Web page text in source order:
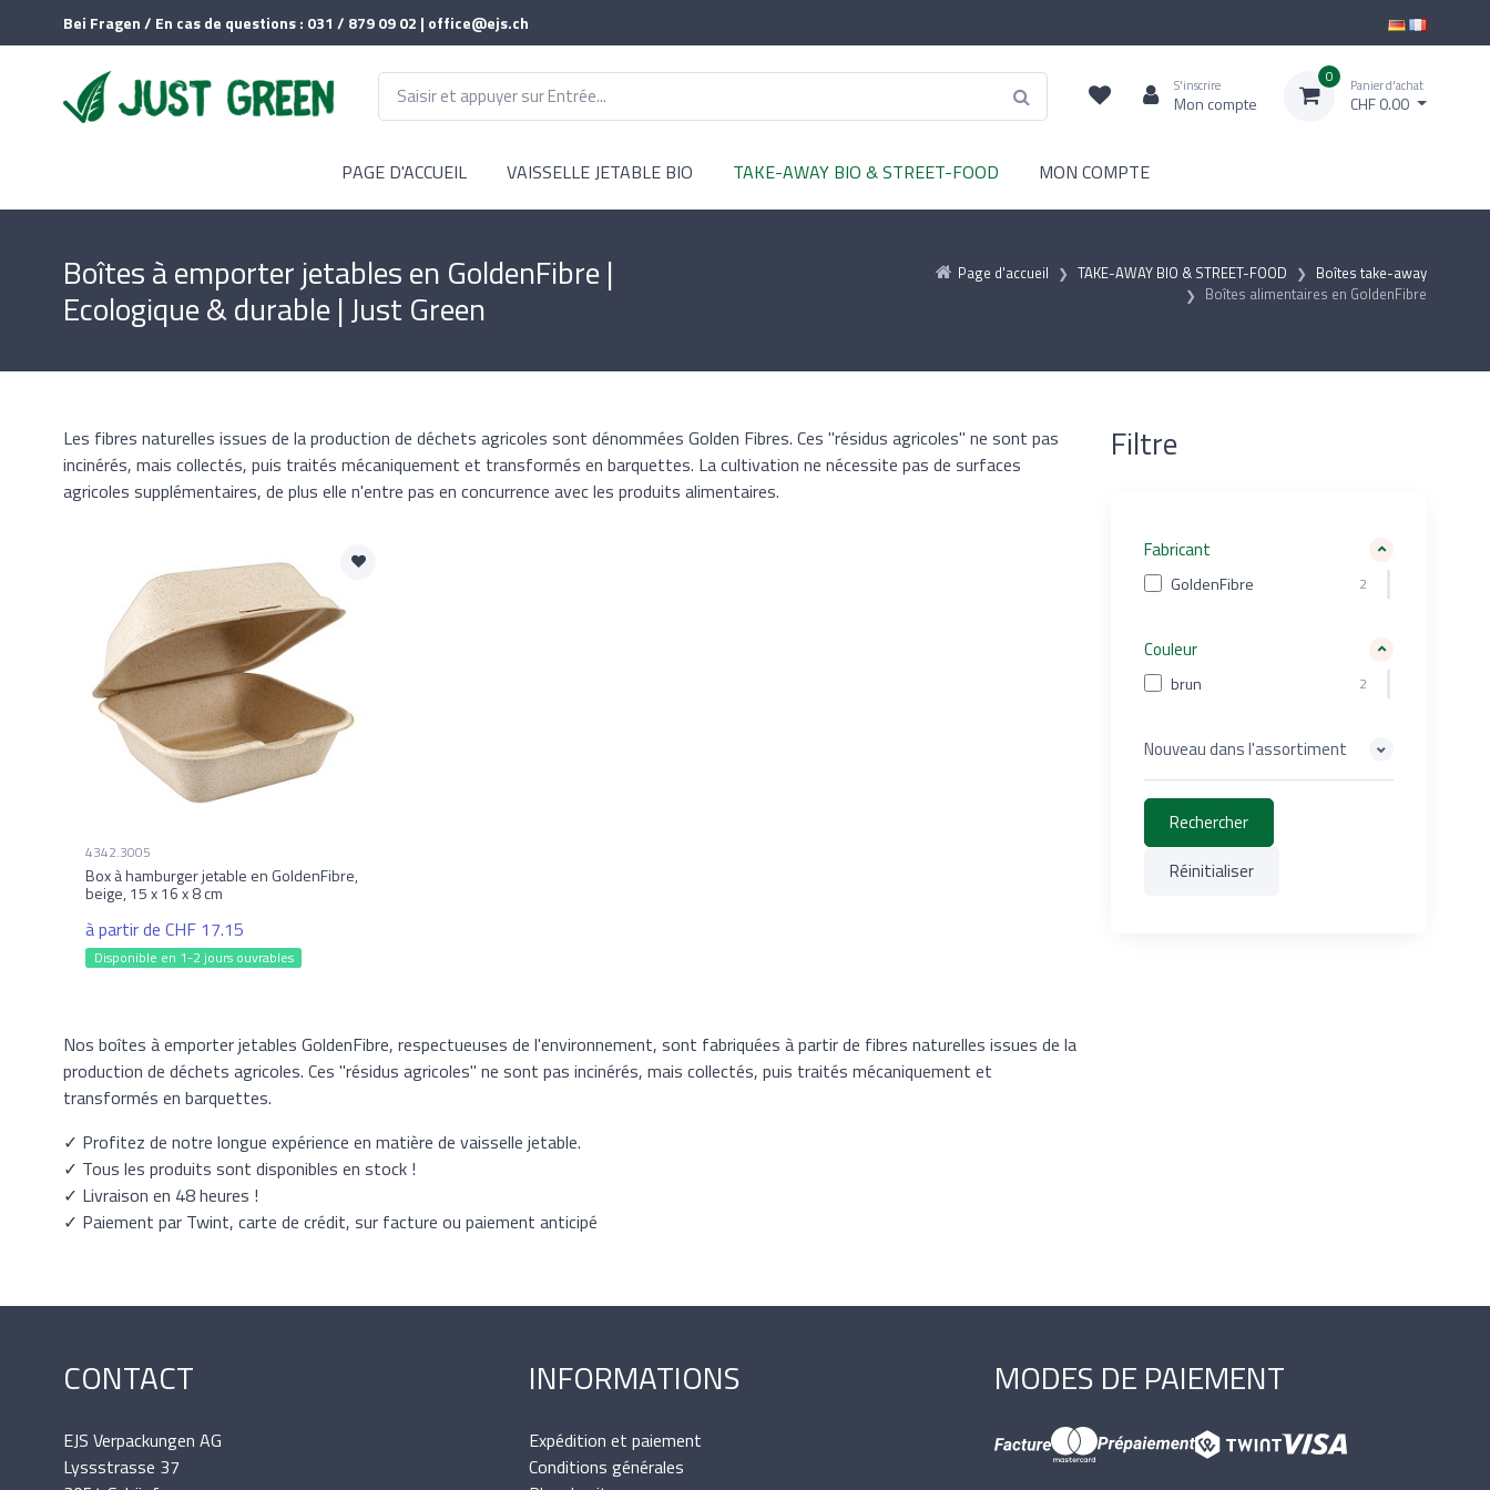
Bei Fragen / En cas de questions : 031 / 879 09 02 | office@ejs.ch
S'inscrire
Mon compte
0 Panier d'achat
CHF 0.00
PAGE D'ACCUEIL VAISSELLE JETABLE BIO TAKE-AWAY BIO & STREET-FOOD MON COMPTE
Page d'accueil TAKE-AWAY BIO & STREET-FOOD
Boîtes take-away
Boîtes alimentaires en GoldenFibre
Boîtes à emporter jetables en GoldenFibre |
Ecologique & durable | Just Green
Les fibres naturelles issues de la production de déchets agricoles sont dénommées Golden Fibres. Ces "résidus agricoles" ne sont pas
incinérés, mais collectés, puis traités mécaniquement et transformés en barquettes. La cultivation ne nécessite pas de surfaces
agricoles supplémentaires, de plus elle n'entre pas en concurrence avec les produits alimentaires.
4342.3005
Box à hamburger jetable en GoldenFibre,
beige, 15 x 16 x 8 cm
à partir de CHF 17.15
Disponible en 1-2 jours ouvrables
Nos boîtes à emporter jetables GoldenFibre, respectueuses de l'environnement, sont fabriquées à partir de fibres naturelles issues de la
production de déchets agricoles. Ces "résidus agricoles" ne sont pas incinérés, mais collectés, puis traités mécaniquement et
transformés en barquettes.
✓ Profitez de notre longue expérience en matière de vaisselle jetable.
✓ Tous les produits sont disponibles en stock !
✓ Livraison en 48 heures !
✓ Paiement par Twint, carte de crédit, sur facture ou paiement anticipé
Filtre
Fabricant
GoldenFibre 2
Couleur
brun 2
Nouveau dans l'assortiment
Neuheit / Nouveauté 2
CONTACT
EJS Verpackungen AG
Lyssstrasse 37
INFORMATIONS
Expédition et paiement
Conditions générales
MODES DE PAIEMENT